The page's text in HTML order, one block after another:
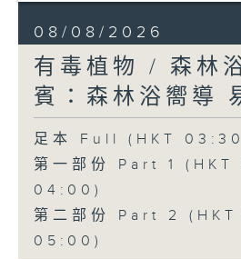
08/08/2026
有毒植物 / 森林
賓：森林浴嚮導
足本 Full (HKT
第一部份 Part 1
04:00)
第二部份 Part 2
05:00)